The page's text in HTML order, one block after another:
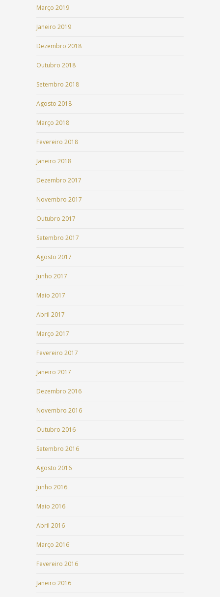
Março 2019
Janeiro 2019
Dezembro 2018
Outubro 2018
Setembro 2018
Agosto 2018
Março 2018
Fevereiro 2018
Janeiro 2018
Dezembro 2017
Novembro 2017
Outubro 2017
Setembro 2017
Agosto 2017
Junho 2017
Maio 2017
Abril 2017
Março 2017
Fevereiro 2017
Janeiro 2017
Dezembro 2016
Novembro 2016
Outubro 2016
Setembro 2016
Agosto 2016
Junho 2016
Maio 2016
Abril 2016
Março 2016
Fevereiro 2016
Janeiro 2016